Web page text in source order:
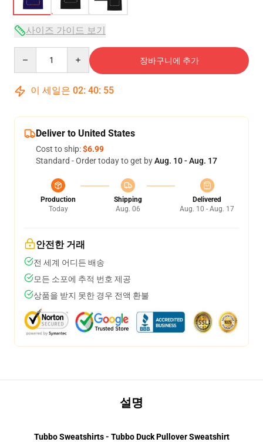
사이즈 가이드 보기
장바구니에 추가
이 세일은 02: 40: 54
Deliver to United States
Cost to ship:$6.99
Standard - Order today to get byAug. 10 - Aug. 17
Production
Today
Shipping
Aug. 06
Delivered
Aug. 10 - Aug. 17
안전한 거래
전 세계 어디든 배송
모든 소포에 추적 번호 제공
상품을 받지 못한 경우 전액 환불
설명
Tubbo Sweatshirts - Tubbo Duck Pullover Sweatshirt